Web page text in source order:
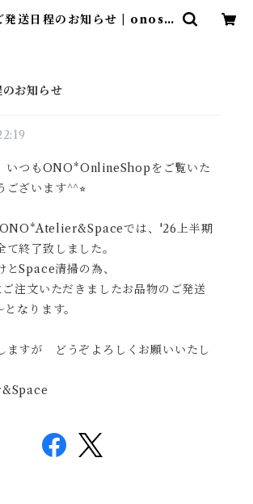
発送日程のお知らせ | onosp
お知らせ
つもONO*OnlineShopをご覧いた
ございます^^⭐︎
では、'26上半期
て終了致しました。
とSpace清掃の為、
注文いただきましたお品物のご発送
なります。
ますが どうぞよろしくお願いいたし